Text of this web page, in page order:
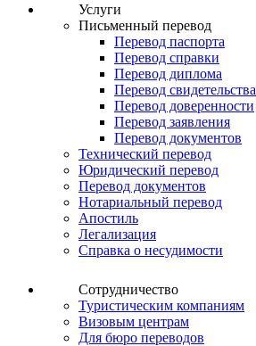
Услуги
Письменный перевод
Перевод паспорта
Перевод справки
Перевод диплома
Перевод свидетельства
Перевод доверенности
Перевод заявления
Перевод документов
Технический перевод
Юридический перевод
Перевод документов
Нотариальный перевод
Апостиль
Легализация
Справка о несудимости
Сотрудничество
Туристическим компаниям
Визовым центрам
Для бюро переводов